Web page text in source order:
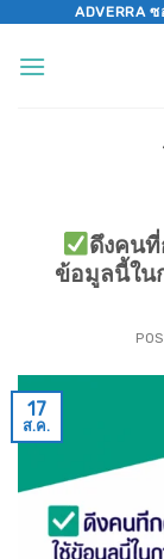
content
ADVERRA
ดึงคนที่
ข้อมูลนี้ใน
17
ส.ค.